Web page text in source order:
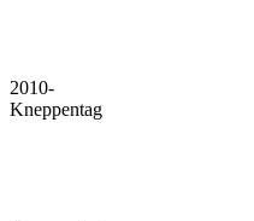
2010-
Kneppentag